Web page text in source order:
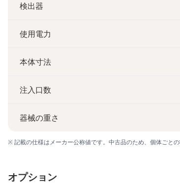
検出器
使用電力
本体寸法
注入口数
器械の重さ
※ 記載の仕様はメーカー公称値です。中古品のため、個体ごと
オプション